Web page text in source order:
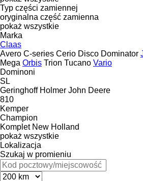
Typ części zamiennej
oryginalna część zamienna
pokaż wszystkie
Marka
Claas
Avero C-series Cerio Disco Dominator
Mega Orbis Trion Tucano Vario
Dominoni
SL
Geringhoff Holmer John Deere
810
Kemper
Champion
Komplet New Holland
pokaż wszystkie
Lokalizacja
Szukaj w promieniu